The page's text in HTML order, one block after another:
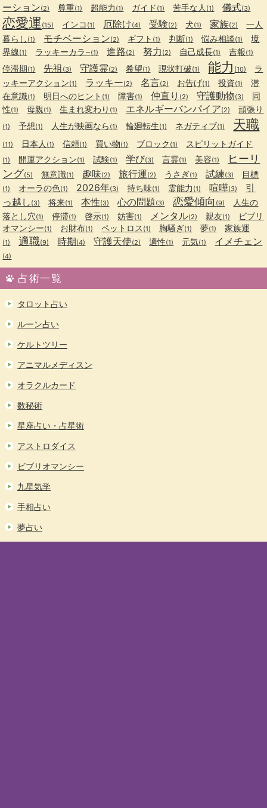
ーション(2) 尊重(1) 超能力 (1) ガイド (1) 苦手な人 (1) 儀式(3)
恋愛運 (15) インコ (1) 厄除け(4) 受験(2) 犬(1) 家族(2)
一人
暮らし (1) モチベーション(2) ギフト (1) 判断(1) 悩み相談(1)
境
界線(1) ラッキーカラ−(1) 進路(2) 努力 (2) 自己成長(1) 吉報(1)
停滞期(1) 先祖 (3) 守護霊(2) 希望(1) 現状打破(1) 能力 (10)
ラ
ッキーアクション(1) ラッキー(2) 名言(2) お告げ(1) 投資(1)
潜
在意識(1) 明日へのヒント (1) 障害(1) 仲直り (2) 守護動物(3)
同
性(1) 母親(1) 生まれ変わり (1) エネルギーバンパイア(2) 頑張り
(1) 予想(1) 人生が映画なら (1) 輪廻転生(1) ネガティブ(1) 天職
(11) 日本人 (1) 信頼(1) 買い物(1) ブロック (1) スピリットガイド
(1) 開運アクション(1) 試験(1) 学び(3) 言霊(1) 美容(1)
ヒーリ
ング(5) 無意識(1) 趣味(2) 旅行運(2) うさぎ(1) 試練(3) 目標
(1) オーラの色(1) 2026年(3) 持ち味(1) 霊能力 (1) 喧嘩(3)
引
っ越し (3) 将来(1) 本性(3) 心の問題 (3) 恋愛傾向 (9)
人生の
落とし穴(1) 停滞(1) 啓示(1) 妨害(1) メンタル(2) 親友(1)
ビブリ
オマンシー(1) お財布(1) ペットロス (1) 胸騒ぎ(1) 夢(1) 家族運
(1) 適職(9) 時期(4) 守護天使(2) 適性(1) 元気(1) イメチェン
(4)
占術一覧
タロット占い
ルーン占い
ケルトツリー
アニマルメディスン
オラクルカード
数秘術
星座占い・占星術
アストロダイス
ビブリオマンシー
九星気学
手相占い
夢占い